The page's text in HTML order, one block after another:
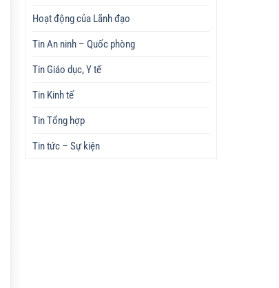
Hoạt động của Lãnh đạo
Tin An ninh – Quốc phòng
Tin Giáo dục, Y tế
Tin Kinh tế
Tin Tổng hợp
Tin tức – Sự kiện